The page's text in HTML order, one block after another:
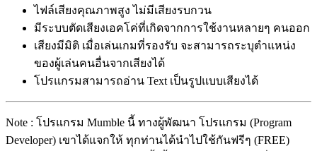
ไฟล์เสียงคุณภาพสูง ไม่มีเสียงรบกวน
มีระบบตัดเสียงเอคโค่ที่เกิดจากการใช้งานหลายๆ คนออก
เสียงมีมิติ เมื่อเล่นเกมที่รองรับ จะสามารถระบุตำแหน่ง
ของผู้เล่นคนอื่นจากเสียงได้
โปรแกรมสามารถอ่าน Text เป็นรูปแบบเสียงได้
Note : โปรแกรม Mumble นี้ ทางผู้พัฒนา โปรแกรม (Program
Developer) เขาได้แจกให้ ทุกท่านได้นำไปใช้กันฟรีๆ (FREE)